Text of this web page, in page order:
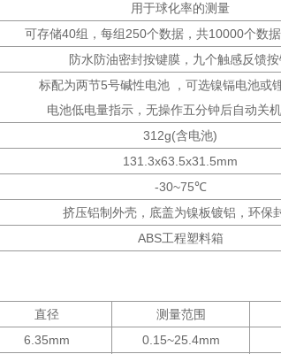
用于球化率的测量
可存储40组，每组250个数据，共10000个数
防水防油密封按键膜，九个触感反馈
标配为两节5号碱性电池 ，可选镍镉电池或
电池低电量指示，无操作五分钟后自动关机
312g(含电池)
131.3x63.5x31.5mm
-30~75℃
挤压铝制外壳，底盖为镍板镀铝，环保
ABS工程塑料箱
直径 测量范围
6.35mm 0.15~25.4mm